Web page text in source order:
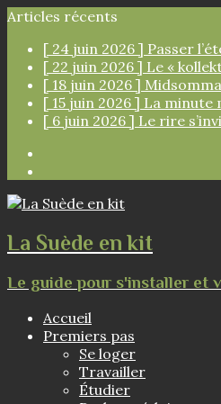
Articles récents
[ 24 juin 2026 ] Passer
[ 22 juin 2026 ] Le «
[ 18 juin 2026 ]
[ 15 juin 2026 ] La minute
[ 6 juin 2026 ] Le rire
La Suède en kit
Le guide pour s'installer et
Accueil
Premiers pas
Se loger
Travailler
Étudier